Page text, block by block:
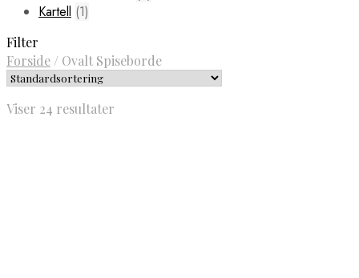
Kartell (1)
Filter
Forside/ Ovalt Spiseborde
Viser 24 resultater